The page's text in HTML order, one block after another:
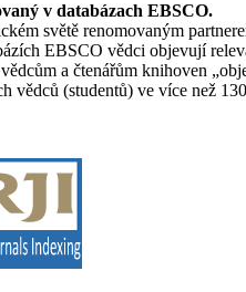
v databázach EBSCO.
světě renomovaným
EBSCO vědci objevují
a čtenářům knihoven
vědců (studentů) ve více než